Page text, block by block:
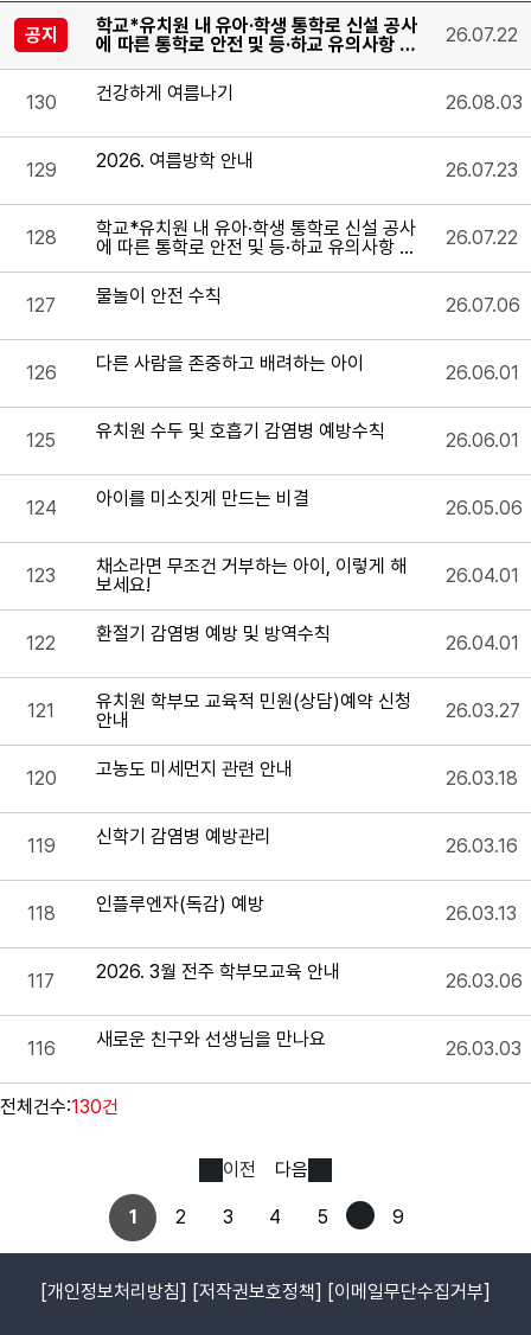
공지
학교*유치원 내 유아·학생 통학로 신설 공사
에 따른 통학로 안전 및 등·하교 유의사항 안
내
26.07.22
130 건강하게 여름나기 26.08.03
129 2026. 여름방학 안내 26.07.23
128
학교*유치원 내 유아·학생 통학로 신설 공사
에 따른 통학로 안전 및 등·하교 유의사항 안
내
26.07.22
127 물놀이 안전 수칙 26.07.06
126 다른 사람을 존중하고 배려하는 아이 26.06.01
125 유치원 수두 및 호흡기 감염병 예방수칙 26.06.01
124 아이를 미소짓게 만드는 비결 26.05.06
123
채소라면 무조건 거부하는 아이, 이렇게 해
보세요!
26.04.01
122 환절기 감염병 예방 및 방역수칙 26.04.01
121
유치원 학부모 교육적 민원(상담)예약 신청
안내
26.03.27
120 고농도 미세먼지 관련 안내 26.03.18
119 신학기 감염병 예방관리 26.03.16
118 인플루엔자(독감) 예방 26.03.13
117 2026. 3월 전주 학부모교육 안내 26.03.06
116 새로운 친구와 선생님을 만나요 26.03.03
전체건수:130건
이전
1 2 3 4 5 9
다음
[개인정보처리방침] [저작권보호정책] [이메일무단수집거부]